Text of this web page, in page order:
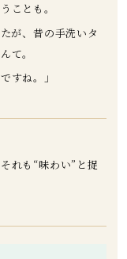
ことも。
が、昔の手洗いタ
て。
すね。」
れも“味わい”と捉